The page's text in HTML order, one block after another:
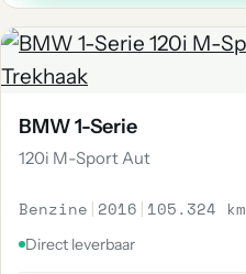
BMW 1-Serie
120i M-Sport Aut
Benzine | 2016 | 105.324 km
Direct leverbaar